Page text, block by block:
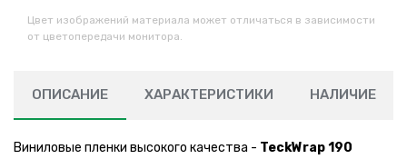
Цвет изображений материала может отличаться в зависимости
от цветопередачи монитора.
ОПИСАНИЕ ХАРАКТЕРИСТИКИ НАЛИЧИЕ
Виниловые пленки высокого качества - TeckWrap 190